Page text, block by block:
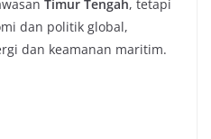
Timur Tengah, tetapi
dan politik global,
dan keamanan maritim.